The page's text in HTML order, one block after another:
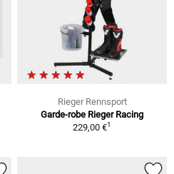
Rieger Rennsport
Garde-robe Rieger Racing
229,00 €1